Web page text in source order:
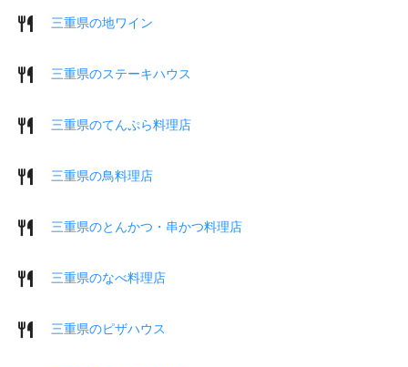
三重県の地ワイン
三重県のステーキハウス
三重県のてんぷら料理店
三重県の鳥料理店
三重県のとんかつ・串かつ料理店
三重県のなべ料理店
三重県のピザハウス